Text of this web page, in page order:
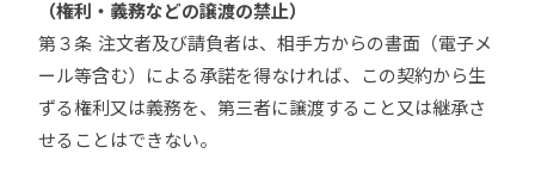
（権利・義務などの譲渡の禁止）
第３条 注文者及び請負者は、相手方からの書面（電子メ
ール等含む）による承諾を得なければ、この契約から生
ずる権利又は義務を、第三者に譲渡すること又は継承さ
せることはできない。